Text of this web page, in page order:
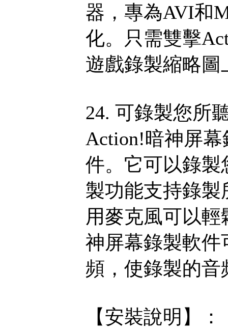
器，專為AVI和
化。只需雙擊
遊戲錄製縮略圖
24. 可錄製您所
Action!暗神屏
件。它可以錄
製功能支持錄
用麥克風可以輕
神屏幕錄製軟
頻，使錄製的
【安裝說明】：